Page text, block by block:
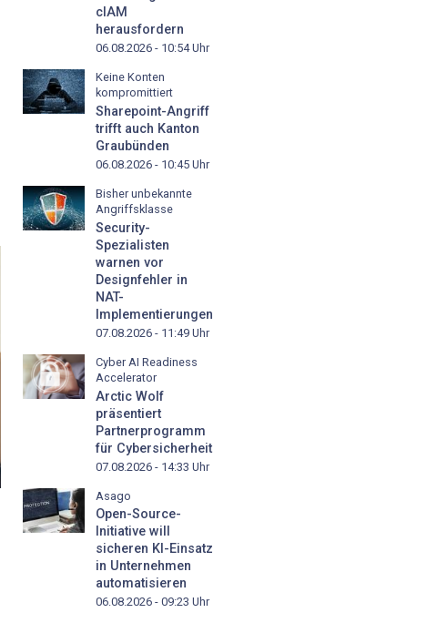
cIAM
herausfordern
06.08.2026 - 10:54Uhr
Keine Konten
kompromittiert
Sharepoint-Angriff
trifft auch Kanton
Graubünden
06.08.2026 - 10:45 Uhr
Bisher unbekannte
Angriffsklasse
Security-
Spezialisten
warnen vor
Designfehler in
NAT-
Implementierungen
07.08.2026 - 11:49 Uhr
Cyber AI Readiness
Accelerator
Arctic Wolf
präsentiert
Partnerprogramm
für Cybersicherheit
07.08.2026 - 14:33 Uhr
Asago
Open-Source-
Initiative will
sicheren KI-Einsatz
in Unternehmen
automatisieren
06.08.2026 - 09:23 Uhr